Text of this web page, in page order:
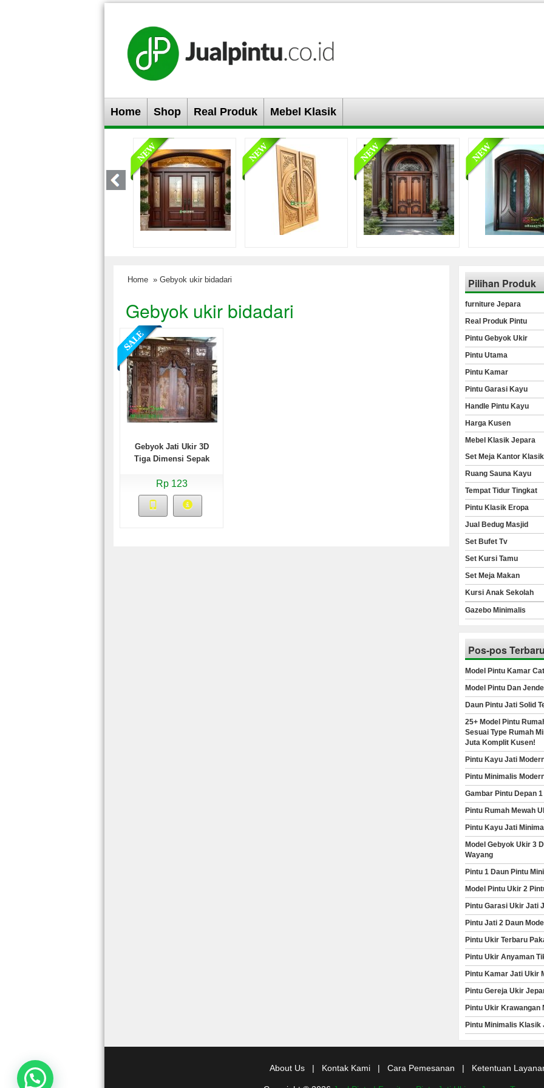
Home Shop Real Produk Mebel Klasik
Home » Gebyok ukir bidadari
Gebyok ukir bidadari
Gebyok Jati Ukir 3D
Tiga Dimensi Sepak
Rp 123
Pilihan Produk
furniture Jepara
Real Produk Pintu
Pintu Gebyok Ukir
Pintu Utama
Pintu Kamar
Pintu Garasi Kayu
Handle Pintu Kayu
Harga Kusen
Mebel Klasik Jepara
Set Meja Kantor Klasik
Ruang Sauna Kayu
Tempat Tidur Tingkat
Pintu Klasik Eropa
Jual Bedug Masjid
Set Bufet Tv
Set Kursi Tamu
Set Meja Makan
Kursi Anak Sekolah
Gazebo Minimalis
Pos-pos
Model Pintu Kamar
Model Pintu Dan
Daun Pintu Jati Solid
25+ Model Pintu
Sesuai Type Rumah
Juta Komplit Kusen!
Pintu Kayu Jati
Pintu Minimalis
Gambar Pintu Depan
Pintu Rumah Mewah
Pintu Kayu Jati
Model Gebyok Ukir 3
Wayang
Pintu 1 Daun Pintu
Model Pintu Ukir 2
Pintu Garasi Ukir Jati
Pintu Jati 2 Daun
Pintu Ukir Terbaru
Pintu Ukir Anyaman
Pintu Kamar Jati Ukir
Pintu Gereja Ukir
Pintu Ukir Krawangan
Pintu Minimalis Klasik
About Us | Kontak Kami | Cara Pemesanan | Ketentuan